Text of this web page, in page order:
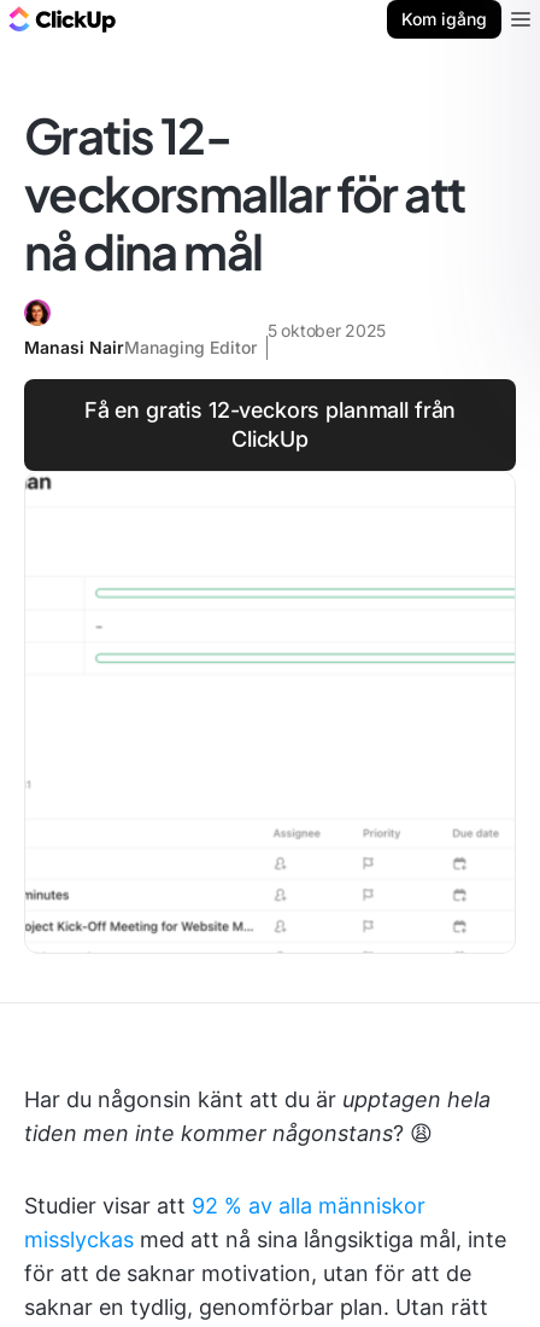
Kom igång
Gratis 12-
veckorsmallar för att
nå dina mål
Manasi NairManaging Editor
5 oktober 2025
Få en gratis 12-veckors planmall från
ClickUp
Har du någonsin känt att du är upptagen hela
tiden men inte kommer någonstans? 😩
Studier visar att 92 % av alla människor
misslyckas med att nå sina långsiktiga mål, inte
för att de saknar motivation, utan för att de
saknar en tydlig, genomförbar plan. Utan rätt